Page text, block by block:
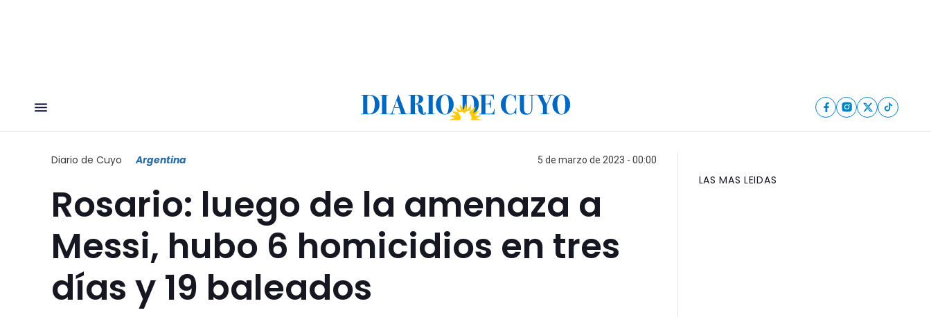
Diario de Cuyo Argentina 5 de marzo de 2023 - 00:00
Rosario: luego de la amenaza a
Messi, hubo 6 homicidios en tres
días y 19 baleados
LAS MAS LEIDAS